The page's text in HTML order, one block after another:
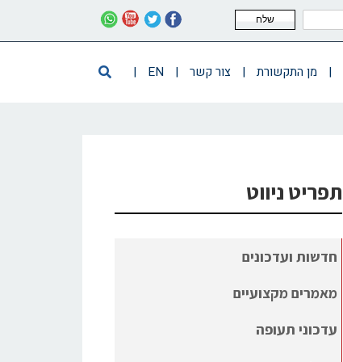
שלח
| מן התקשורת | צור קשר |
EN
|
תפריט ניווט
חדשות ועדכונים
מאמרים מקצועיים
עדכוני תעופה